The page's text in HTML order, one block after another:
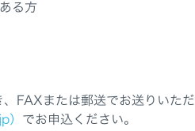
る方
FAXまたは郵送でお送りいた
） でお申込ください。